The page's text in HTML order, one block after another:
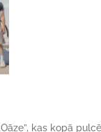
kas kopā